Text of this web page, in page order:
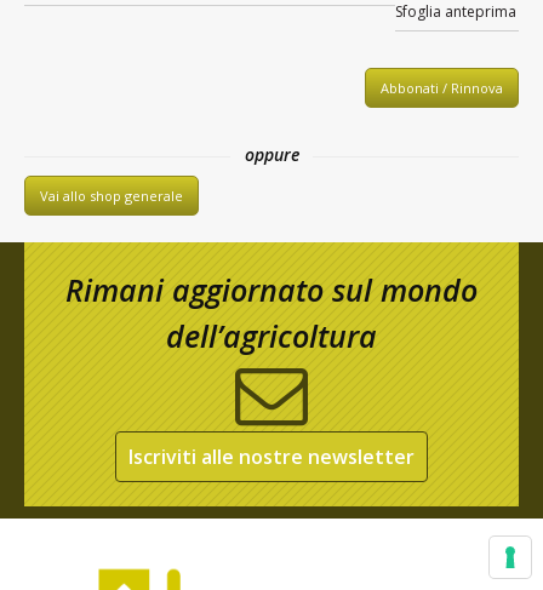
Sfoglia anteprima
Abbonati / Rinnova
oppure
Vai allo shop generale
Rimani aggiornato sul mondo
dell’agricoltura
Iscriviti alle nostre newsletter